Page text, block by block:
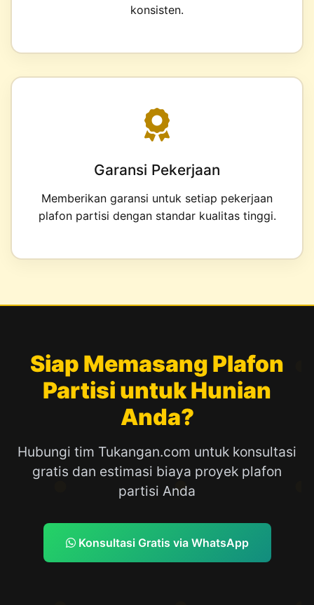
konsisten.
Garansi Pekerjaan
Memberikan garansi untuk setiap pekerjaan
plafon partisi dengan standar kualitas tinggi.
Siap Memasang Plafon
Partisi untuk Hunian
Anda?
Hubungi tim Tukangan.com untuk konsultasi
gratis dan estimasi biaya proyek plafon
partisi Anda
Konsultasi Gratis via WhatsApp